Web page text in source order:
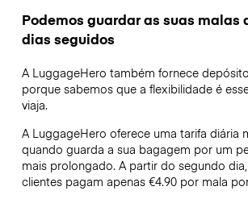
Podemos guardar as suas malas
dias seguidos
A LuggageHero também fornece
porque sabemos que a flexibilidade é
viaja.
A LuggageHero oferece uma tarifa diária
quando guarda a sua bagagem por um
mais prolongado. A partir do segundo
clientes pagam apenas €4.90 por mala